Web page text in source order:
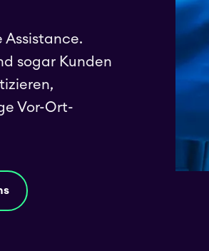
Assistance.
sogar Kunden
Vor-Ort-